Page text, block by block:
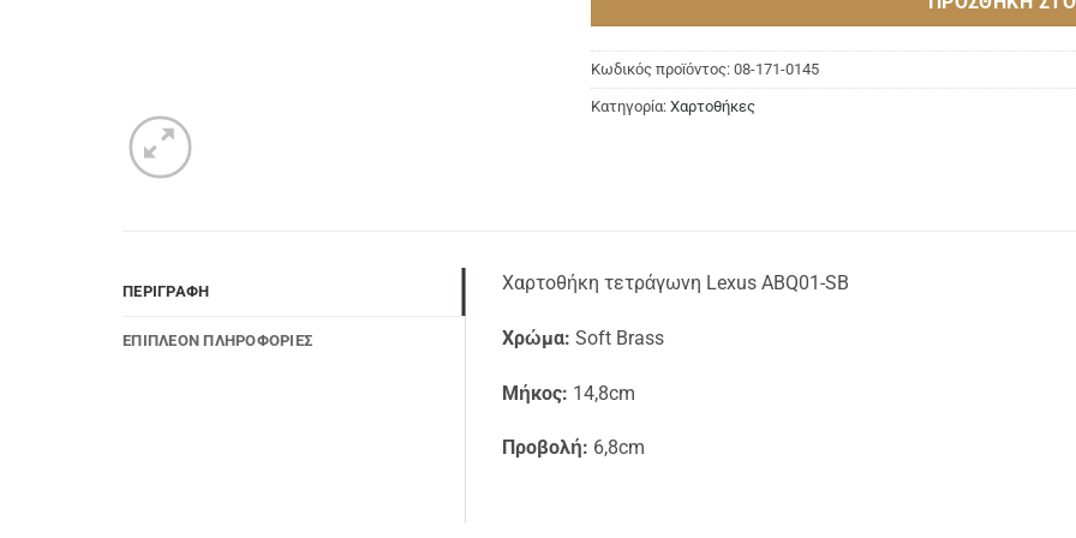
Κωδικός προϊόντος: 08-171-0145
Κατηγορία: Χαρτοθήκες
ΠΕΡΙΓΡΑΦΉ
ΕΠΙΠΛΈΟΝ ΠΛΗΡΟΦΟΡΊΕΣ
Χαρτοθήκη τετράγωνη Lexus ABQ01-SB
Χρώμα: Soft Brass
Μήκος: 14,8cm
Προβολή: 6,8cm